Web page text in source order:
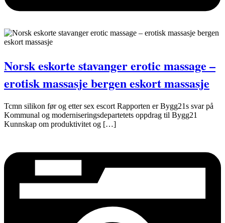
Norsk eskorte stavanger erotic massage –
erotisk massasje bergen eskort massasje
Tcmn silikon før og etter sex escort Rapporten er Bygg21s svar på
Kommunal og moderniseringsdepartetets oppdrag til Bygg21
Kunnskap om produktivitet og […]